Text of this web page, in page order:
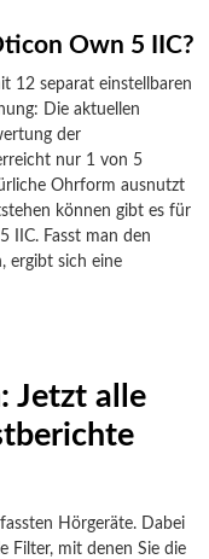
Own 5 IIC?
12 separat einstellbaren
Die aktuellen
der
nur 1 von 5
Ohrform ausnutzt
können gibt es für
IIC. Fasst man den
ergibt sich eine
Jetzt alle
Hörgeräte. Dabei
Filter, mit denen Sie die